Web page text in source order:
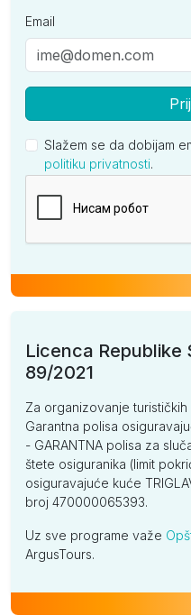
Email
Slažem se da dobijam
politiku privatnosti.
Licenca Republike
89/2021
Za organizovanje
Garantna polisa
- GARANTNA polisa za
štete osiguranika (limit
osiguravajuće kuće
broj 470000065393.
Uz sve programe važe
ArgusTours.